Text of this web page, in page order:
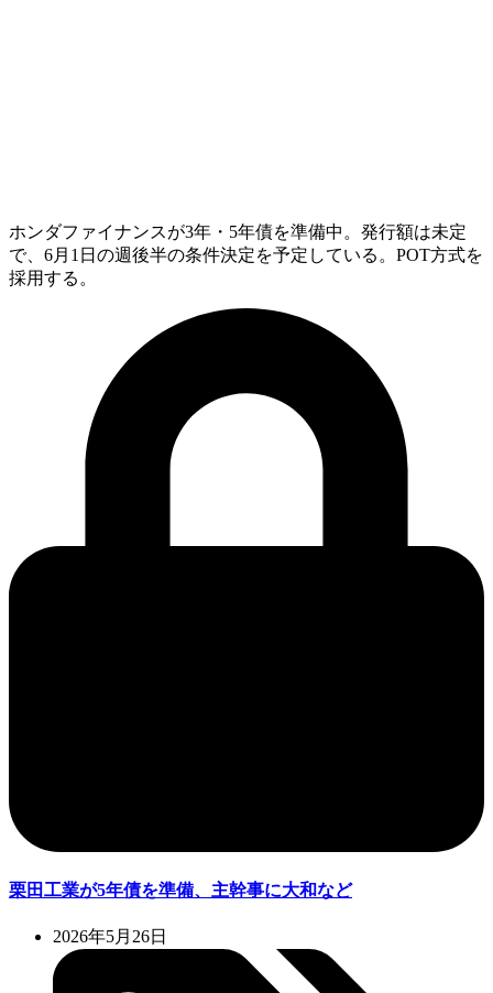
ホンダファイナンスが3年・5年債を準備中。発行額は未定
で、6月1日の週後半の条件決定を予定している。POT方式を
採用する。
栗田工業が5年債を準備、主幹事に大和など
2026年5月26日